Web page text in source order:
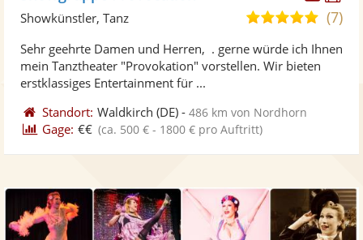
Fotos
4,9
5
(7)
Showkünstler, Tanz
Sehr geehrte Damen und Herren, . gerne würde ich Ihnen
mein Tanztheater "Provokation" vorstellen. Wir bieten
erstklassiges Entertainment für ...
Standort: Waldkirch (DE) -486 km von Nordhorn
Gage: €€ (ca. 500 € - 1800 € pro Auftritt)